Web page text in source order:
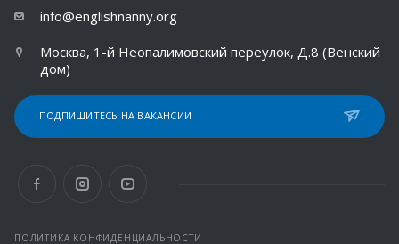
info@englishnanny.org
Москва, 1-й Неопалимовский переулок, Д.8 (Венский
дом)
ПОДПИШИТЕСЬ НА ВАКАНСИИ
ПОЛИТИКА КОНФИДЕНЦИАЛЬНОСТИ